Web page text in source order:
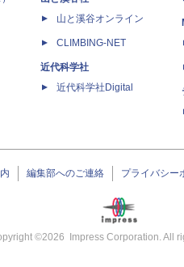
山と溪谷オンライン
CLIMBING-NET
近代科学社
近代科学社Digital
編集部へのご連絡 プライバシー
©2026 Impress Corporation. All